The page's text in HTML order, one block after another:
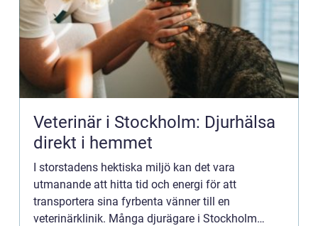
Veterinär i Stockholm: Djurhälsa
direkt i hemmet
I storstadens hektiska miljö kan det vara
utmanande att hitta tid och energi för att
transportera sina fyrbenta vänner till en
veterinärklinik. Många djurägare i Stockholm